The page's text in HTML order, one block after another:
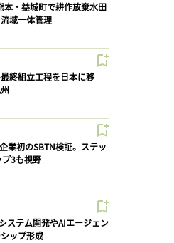
本・益城町で耕作放棄水田
域一体管理
終組立工程を日本に移
業初のSBTN検証。ステッ
3も視野
ステム開発やAIエージェン
ップ形成